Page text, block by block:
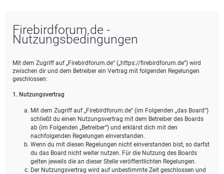
Firebirdforum.de -
Nutzungsbedingungen
Mit dem Zugriff auf „Firebirdforum.de“ („https://firebirdforum.de“) wird
zwischen dir und dem Betreiber ein Vertrag mit folgenden Regelungen
geschlossen:
1. Nutzungsvertrag
Mit dem Zugriff auf „Firebirdforum.de“ (im Folgenden „das Board“)
schließt du einen Nutzungsvertrag mit dem Betreiber des Boards
ab (im Folgenden „Betreiber“) und erklärst dich mit den
nachfolgenden Regelungen einverstanden.
Wenn du mit diesen Regelungen nicht einverstanden bist, so darfst
du das Board nicht weiter nutzen. Für die Nutzung des Boards
gelten jeweils die an dieser Stelle veröffentlichten Regelungen.
Der Nutzungsvertrag wird auf unbestimmte Zeit geschlossen und